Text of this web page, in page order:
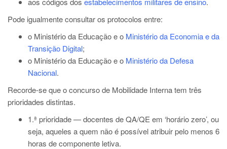
Pode igualmente consultar os protocolos entre:
o Ministério da Educação e o Ministério da Economia e da
Transição Digital;
o Ministério da Educação e o Ministério da Defesa
Nacional.
Recorde-se que o concurso de Mobilidade Interna tem três
prioridades distintas.
1.ª prioridade — docentes de QA/QE em ‘horário zero’, ou
seja, aqueles a quem não é possível atribuir pelo menos 6
horas de componente letiva.